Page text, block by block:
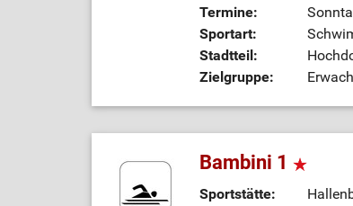
Termine:
Sportart:
Stadtteil:
Zielgruppe:
Bambini 1
Sportstätte: